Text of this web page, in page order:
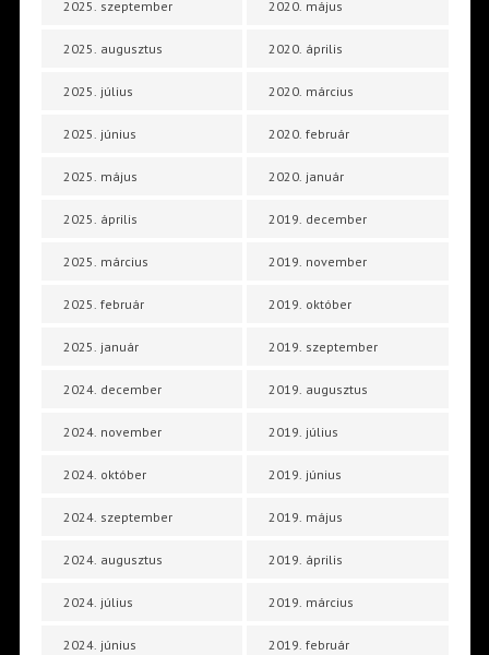
2025. szeptember
2025. augusztus
2025. július
2025. június
2025. május
2025. április
2025. március
2025. február
2025. január
2024. december
2024. november
2024. október
2024. szeptember
2024. augusztus
2024. július
2024. június
2020. május
2020. április
2020. március
2020. február
2020. január
2019. december
2019. november
2019. október
2019. szeptember
2019. augusztus
2019. július
2019. június
2019. május
2019. április
2019. március
2019. február